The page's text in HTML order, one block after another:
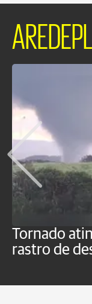
Tornado
rastro de